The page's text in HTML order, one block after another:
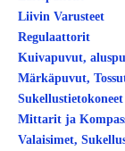
Liivin Varusteet
Regulaattorit
Kuivapuvut,
Märkäpuvut,
Sukellustietokoneet
Mittarit ja
Valaisimet,